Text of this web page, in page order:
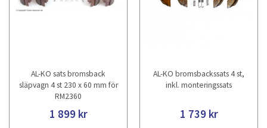
AL-KO sats bromsback
släpvagn 4 st 230 x 60 mm för
RM2360
1 899 kr
AL-KO bromsbackssats 4 st,
inkl. monteringssats
1 739 kr